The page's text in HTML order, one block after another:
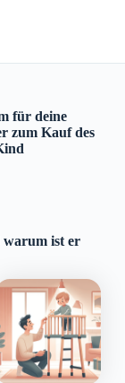
für deine
zum Kauf des
ist er